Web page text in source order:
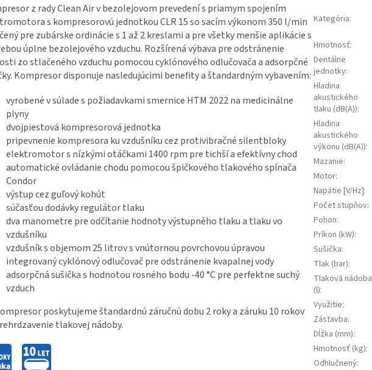
z rady Clean Air v bezolejovom prevedení s priamym spojením
s kompresorovú jednotkou CLR 15 so sacím výkonom 350 l/min
pre zubárske ordinácie s 1 až 2 kreslami a pre všetky menšie aplikácie s
úplne bezolejového vzduchu. Rozšírená výbava pre odstránenie
zo stlačeného vzduchu pomocou cyklónového odlučovača a adsorpčné
Kompresor disponuje nasledujúcimi benefity a štandardným vybavením:
vyrobené v súlade s požiadavkami smernice HTM 2022 na medicinálne
plyny
dvojpiestová kompresorová jednotka
pripevnenie kompresora ku vzdušníku cez protivibračné silentbloky
elektromotor s nízkými otáčkami 1400 rpm pre tichší a efektívny chod
automatické ovládanie chodu pomocou špičkového tlakového spínača
Condor
výstup cez guľový kohút
súčasťou dodávky regulátor tlaku
dva manometre pre odčítanie hodnoty výstupného tlaku a tlaku vo
vzdušníku
vzdušník s objemom 25 litrov s vnútornou povrchovou úpravou
integrovaný cyklónový odlučovač pre odstránenie kvapalnej vody
adsorpčná sušička s hodnotou rosného bodu -40 °C pre perfektne suchý
vzduch
poskytujeme štandardnú záručnú dobu 2 roky a záruku 10 rokov
tlakovej nádoby.
Kategória:
Hmotnosť:
Dentálne
jednotky:
Hladina
akustického
tlaku (dB(A)):
Hladina
akustického
výkonu (dB(A)):
Mazanie:
Motor:
Napätie [V/Hz]:
Počet stupňov:
Pohon:
Príkon (kW):
Sušička:
Tlak (bar):
Tlaková nádoba
(l):
Využitie:
Zástavba:
Dĺžka (mm):
Hmotnosť (kg):
Odhlučnený: